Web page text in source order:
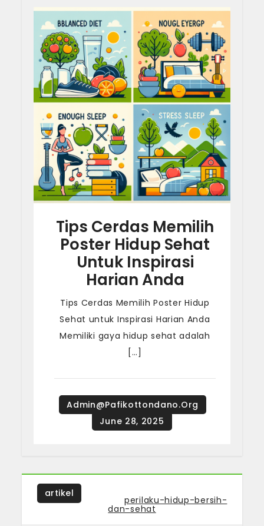
Tips Cerdas Memilih
Poster Hidup Sehat
Untuk Inspirasi
Harian Anda
Tips Cerdas Memilih Poster Hidup
Sehat untuk Inspirasi Harian Anda
Memiliki gaya hidup sehat adalah
[…]
artikel
perilaku-hidup-bersih-
dan-sehat